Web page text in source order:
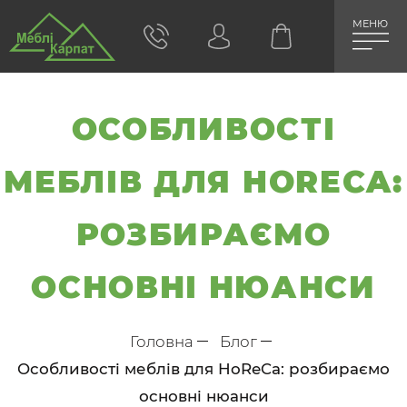
МЕНЮ
ОСОБЛИВОСТІ
МЕБЛІВ ДЛЯ HORECA:
РОЗБИРАЄМО
ОСНОВНІ НЮАНСИ
Головна
Блог
Особливості меблів для HoReCa: розбираємо
основні нюанси